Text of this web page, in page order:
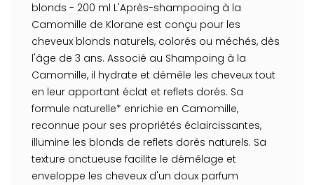
blonds - 200 ml L'Après-shampooing à la
Camomille de Klorane est conçu pour les
cheveux blonds naturels, colorés ou méchés, dès
l'âge de 3 ans. Associé au Shampoing à la
Camomille, il hydrate et démêle les cheveux tout
en leur apportant éclat et reflets dorés. Sa
formule naturelle* enrichie en Camomille,
reconnue pour ses propriétés éclaircissantes,
illumine les blonds de reflets dorés naturels. Sa
texture onctueuse facilite le démêlage et
enveloppe les cheveux d'un doux parfum